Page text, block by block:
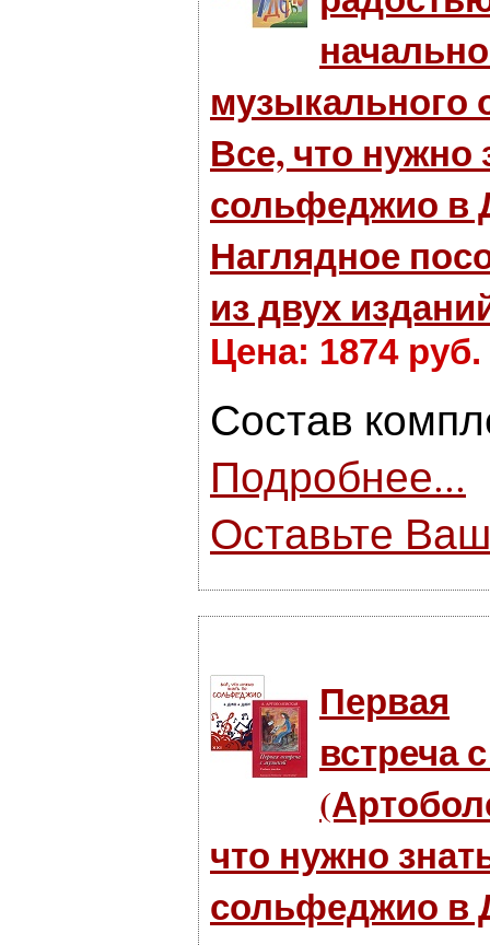
музыкального
Все, что нужно
сольфеджио
Наглядное
из двух
Цена: 1874 руб.
Состав
Подробнее...
Оставьте
Первая
встреча
что нужно
сольфеджио